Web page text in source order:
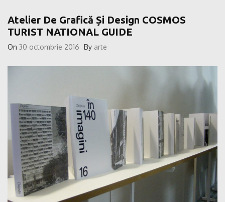
Atelier De Grafică Și Design COSMOS
TURIST NATIONAL GUIDE
On 30 octombrie 2016 By arte